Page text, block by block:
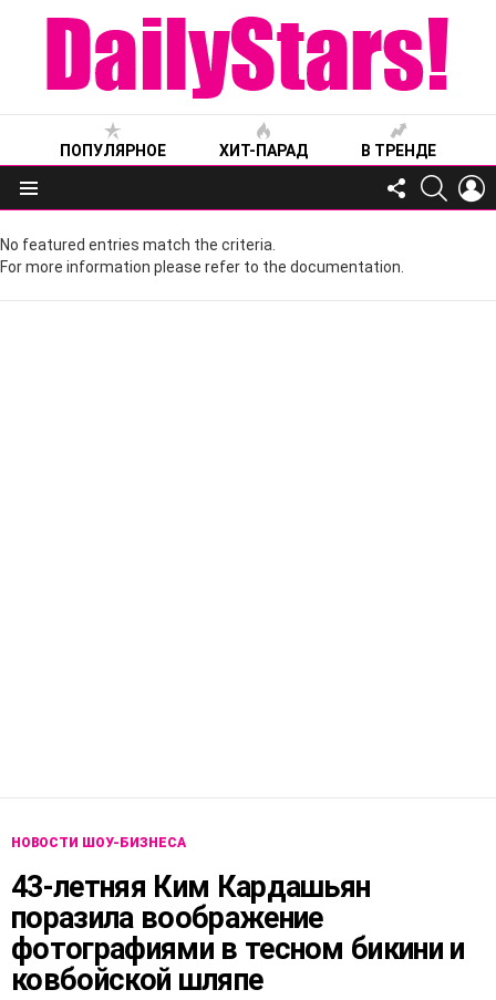
ПОПУЛЯРНОЕ ХИТ-ПАРАД В ТРЕНДЕ
Меню
FOLLOW
US
No featured entries match the criteria.
For more information please refer to the documentation.
НОВОСТИ ШОУ-БИЗНЕСА
43-летняя Ким Кардашьян
поразила воображение
фотографиями в тесном бикини и
ковбойской шляпе